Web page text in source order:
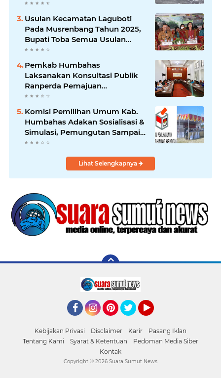
Usulan Kecamatan Laguboti
Pada Musrenbang Tahun 2025,
Bupati Toba Semua Usulan
Harus Mendukung
Pertumbuhan Pariwisata.
Pemkab Humbahas
Laksanakan Konsultasi Publik
Ranperda Pemajuan
Kebudayaan Daerah
Komisi Pemilihan Umum Kab.
Humbahas Adakan Sosialisasi &
Simulasi, Pemungutan Sampai
Rekapitulasi Suara.
Lihat Selengkapnya
Kebijakan Privasi Disclaimer Karir
Pasang Iklan
Tentang Kami
Syarat & Ketentuan
Pedoman Media Siber
Kontak
Copyright © 2026 Suara Sumut News